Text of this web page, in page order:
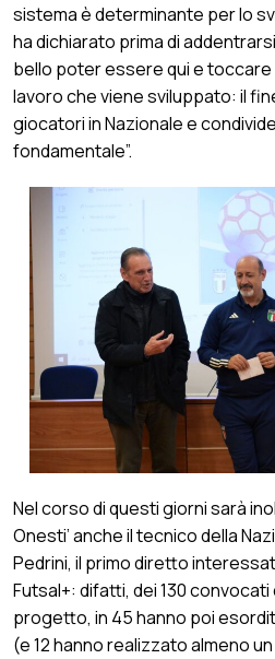
sistema è determinante per lo
ha dichiarato prima di
bello poter essere qui e toccare
lavoro che viene sviluppato: il
giocatori in Nazionale e
fondamentale”.
Nel corso di questi giorni sarà
Onesti’ anche il tecnico della
Pedrini, il primo diretto
Futsal+: difatti, dei 130 convocati
progetto, in 45 hanno poi
(e 12 hanno realizzato almeno